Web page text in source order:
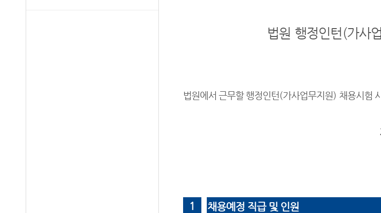
법원 행정인턴(가사
법원에서 근무할 행정인턴 (가사업무지원) 채용시험
1 채용예정 직급 및 인원